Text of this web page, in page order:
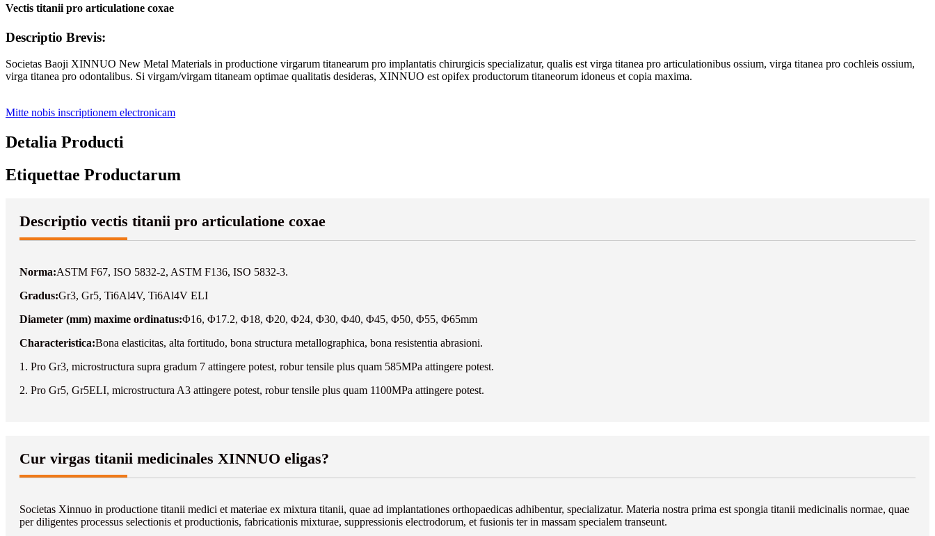
Vectis titanii pro articulatione coxae
Descriptio Brevis:
Societas Baoji XINNUO New Metal Materials in productione virgarum titanearum pro implantatis chirurgicis specializatur, qualis est virga titanea pro articulationibus ossium, virga titanea pro cochleis ossium,
virga titanea pro odontalibus. Si virgam/virgam titaneam optimae qualitatis desideras, XINNUO est opifex productorum titaneorum idoneus et copia maxima.
Mitte nobis inscriptionem electronicam
Detalia Producti
Etiquettae Productarum
Descriptio vectis titanii pro articulatione coxae
Norma:ASTM F67, ISO 5832-2, ASTM F136, ISO 5832-3.
Gradus:Gr3, Gr5, Ti6Al4V, Ti6Al4V ELI
Diameter (mm) maxime ordinatus:Φ16, Φ17.2, Φ18, Φ20, Φ24, Φ30, Φ40, Φ45, Φ50, Φ55, Φ65mm
Characteristica:Bona elasticitas, alta fortitudo, bona structura metallographica, bona resistentia abrasioni.
1. Pro Gr3, microstructura supra gradum 7 attingere potest, robur tensile plus quam 585MPa attingere potest.
2. Pro Gr5, Gr5ELI, microstructura A3 attingere potest, robur tensile plus quam 1100MPa attingere potest.
Cur virgas titanii medicinales XINNUO eligas?
Societas Xinnuo in productione titanii medici et materiae ex mixtura titanii, quae ad implantationes orthopaedicas adhibentur, specializatur. Materia nostra prima est spongia titanii medicinalis normae, quae
per diligentes processus selectionis et productionis, fabricationis mixturae, suppressionis electrodorum, et fusionis ter in massam specialem transeunt.